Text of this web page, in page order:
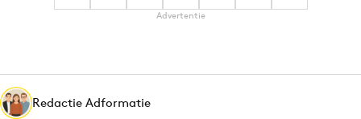
Effectiviteit
Interne communicatie
Martech
Advertentie
Redactie Adformatie